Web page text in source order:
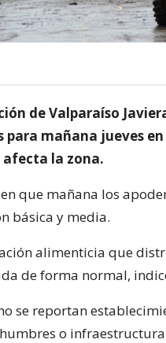
de Valparaíso
para mañana jueves
la zona.
que mañana los
básica y media.
alimenticia que
de forma normal,
se reportan
o